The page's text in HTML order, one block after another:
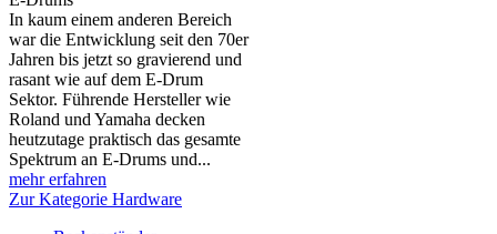
In kaum einem anderen Bereich
war die Entwicklung seit den 70er
Jahren bis jetzt so gravierend und
rasant wie auf dem E-Drum
Sektor. Führende Hersteller wie
Roland und Yamaha decken
heutzutage praktisch das gesamte
Spektrum an E-Drums und...
mehr erfahren
Zur Kategorie Hardware